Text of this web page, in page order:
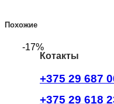
Котакты
+375 29 687
+375 29 618
Похожие
-17%